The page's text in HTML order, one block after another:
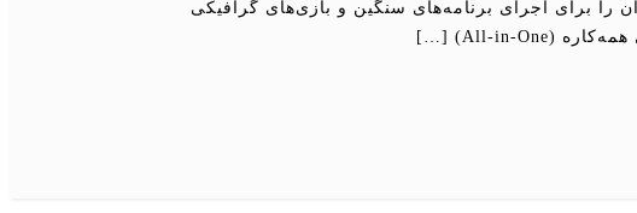
را برای اجرای برنامه‌های سنگین و بازی‌های گرافیکی